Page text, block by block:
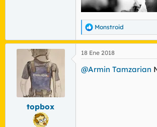
R
e
a
c
i
Monstroid
topbox
18 Ene 2018
@Armin Tamzarian